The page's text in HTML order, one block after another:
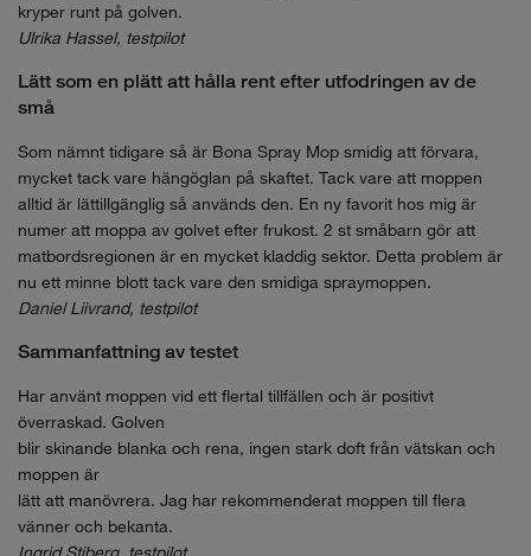
kryper runt på golven.
Ulrika Hassel, testpilot
Lätt som en plätt att hålla rent efter utfodringen av de
små
Som nämnt tidigare så är Bona Spray Mop smidig att förvara,
mycket tack vare hängöglan på skaftet. Tack vare att moppen
alltid är lättillgänglig så används den. En ny favorit hos mig är
numer att moppa av golvet efter ­frukost. 2 st småbarn gör att
matbordsregionen är en mycket kladdig sektor. Detta problem är
nu ett minne blott tack vare den smidiga spraymoppen.
Daniel Liivrand, testpilot
Sammanfattning av testet
Har använt moppen vid ett flertal tillfällen och är positivt
överraskad. Golven
blir skinande blanka och rena, ingen stark doft från vätskan och
moppen är
lätt att manövrera. Jag har rekommenderat moppen till flera
vänner och bekanta.